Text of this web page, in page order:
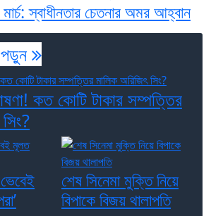
স্বাধীনতার চেতনার অমর আহ্বান
কত কোটি টাকার সম্পত্তির
শেষ সিনেমা মুক্তি নিয়ে
বিপাকে বিজয় থালাপতি